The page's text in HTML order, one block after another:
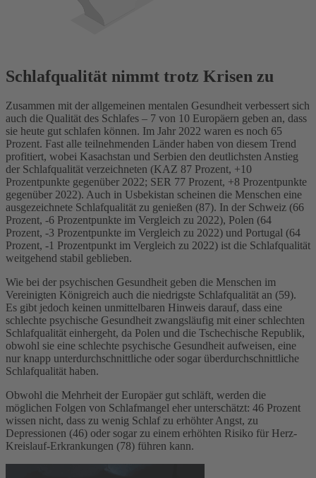
Schlafqualität nimmt trotz Krisen zu
Zusammen mit der allgemeinen mentalen Gesundheit verbessert sich
auch die Qualität des Schlafes – 7 von 10 Europäern geben an, dass
sie heute gut schlafen können. Im Jahr 2022 waren es noch 65
Prozent. Fast alle teilnehmenden Länder haben von diesem Trend
profitiert, wobei Kasachstan und Serbien den deutlichsten Anstieg
der Schlafqualität verzeichneten (KAZ 87 Prozent, +10
Prozentpunkte gegenüber 2022; SER 77 Prozent, +8 Prozentpunkte
gegenüber 2022). Auch in Usbekistan scheinen die Menschen eine
ausgezeichnete Schlafqualität zu genießen (87). In der Schweiz (66
Prozent, -6 Prozentpunkte im Vergleich zu 2022), Polen (64
Prozent, -3 Prozentpunkte im Vergleich zu 2022) und Portugal (64
Prozent, -1 Prozentpunkt im Vergleich zu 2022) ist die Schlafqualität
weitgehend stabil geblieben.
Wie bei der psychischen Gesundheit geben die Menschen im
Vereinigten Königreich auch die niedrigste Schlafqualität an (59).
Es gibt jedoch keinen unmittelbaren Hinweis darauf, dass eine
schlechte psychische Gesundheit zwangsläufig mit einer schlechten
Schlafqualität einhergeht, da Polen und die Tschechische Republik,
obwohl sie eine schlechte psychische Gesundheit aufweisen, eine
nur knapp unterdurchschnittliche oder sogar überdurchschnittliche
Schlafqualität haben.
Obwohl die Mehrheit der Europäer gut schläft, werden die
möglichen Folgen von Schlafmangel eher unterschätzt: 46 Prozent
wissen nicht, dass zu wenig Schlaf zu erhöhter Angst, zu
Depressionen (46) oder sogar zu einem erhöhten Risiko für Herz-
Kreislauf-Erkrankungen (78) führen kann.